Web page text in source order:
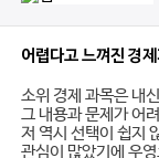
어렵다고 느껴진 경
소위 경제 과목은 내
그 내용과 문제가 어
저 역시 선택이 쉽지
관심이 많았기에 우